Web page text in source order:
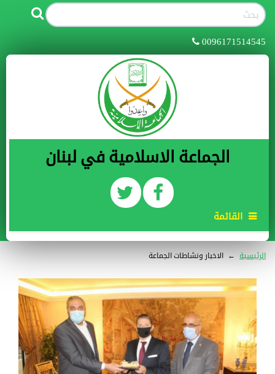
0096171514545
الجماعة الاسلامية في لبنان
القائمة
الرئيسية ← الاخبار ونشاطات الجماعة